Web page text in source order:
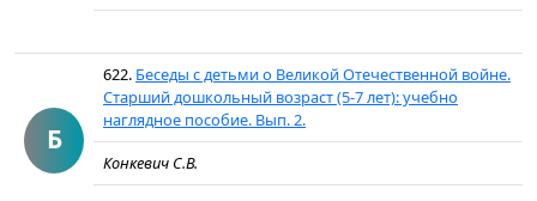
Б
622. Беседы с детьми о Великой Отечественной войне.
Старший дошкольный возраст (5-7 лет): учебно
наглядное пособие. Вып. 2.
Конкевич С.В.